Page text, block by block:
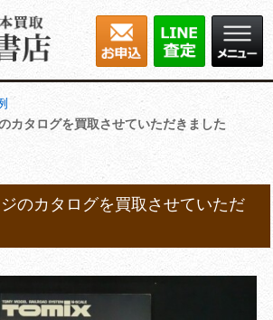
カタログを買取させていただきました
のカタログを買取させていただ